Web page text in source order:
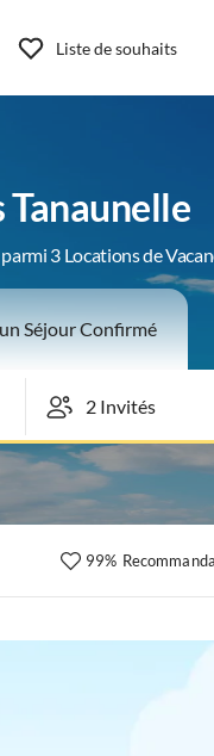
Liste de souhaits
Tanaunelle
3 Locations de
Séjour Confirmé
99%